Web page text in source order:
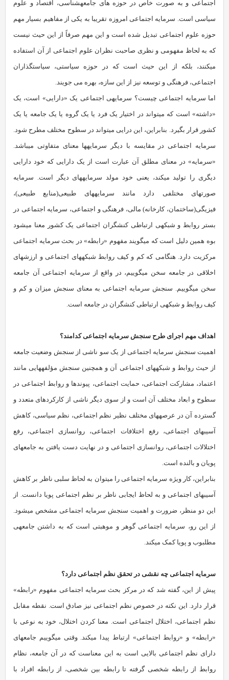
اجتماعی و به صورت خاص در حوزه های جامعه‏شناسی، اقتصاد و علوم
سیاسی است. سرمایه‏ اجتماعی امروزه تقریبا به یکی از مفاهیم بسیار مهم
حوزه‏ علوم اجتماعی تبدیل شده است و این مهم صرفاً از این حیث نیست
که به لحاظ مفهومی و نظری صاحبت نظران علوم اجتماعی از آن استفاده
می‏کنند، بلکه از این حیث است که در حوزه سیاستی، سیاستگذاران
اجتماعی، فرهنگی و توسعه نیز از این سازه، بهره می جویند.
اما سرمایه‏ اجتماعی چیست؟ سرمایه‏ی اجتماعی یک «دارایی» است، یک
«داشته» است که می‏تواند در اختیار یک فرد یا یک گروه یا یک جامعه یا یک
کشور قرار بگیرد. بنابراین، این درایی می‏تواند در سطوح مختلف مطرح شود.
سرمایه‏ اجتماعی در مقایسه با دیگر سرمایه‏ها معنای متفاوتی می‏باشد.
«سرمایه» در معنای مطلق آن عبارت است از یک دارایی که خود دارایی
دیگری را تولید می‏کند، یعنی خود مولد سرمایه‏های دیگر است. سرمایه
صورت‏های مختلفی دارد مانند سرمایه‏های طبیعی(منابع طبیعی)،
فیزیگی(ساختمان، کارخانه) مالی، فرهنگی و اجتماعی، سرمایه‏ اجتماعی در
بستر روابط و شبکه‏ی ارتباطی کنشگران اجتماعی یک کشور معنا می‏شود
بوه همین دلیل است که می‏گویند مفهوم «رابطه» در بحث سرمایه اجتماعی
مرکزیت دارد. هنگامی که کم و کیف روابط شبکه‏های اجتماعی و ارزش‏های
اخلاقی در جامعه سخن می‏گوییم، در واقع از سرمایه‏ اجتماعی آن جامعه
سخن می‏گوییم. سنجش سرمایه اجتماعی به معنای سنجش میزان و کم و
کیف روابط و شبکه‏ی ارتباطی کنشگران در جامعه است.
اهداف مهم اجرای طرح سنجش سرمایه اجتماعی کدامند؟
اهمیت سنجش سرمایه‏ اجتماعی از یک سو ناشی از سنجش وضعیت جامعه
از حیث روابط و شبکه‏های اجتماعی آن و هم‏چنین سنجش مؤلفه‏هایی مانند
اعتماد، مشارکت اجتماعی، حمایت اجتماعی، پیوندها و روابط اجتماعی در
سطوح و ابعاد مختلف آن است و از سوی دیگر ناشی از کارکردهای متعدد و
گسترده‏ آن در عرصه‏های مختلف نظیر نظم اجتماعی، نظم سیاسی، کاهش
آسیب‏های اجتماعی، رفع اختلافات اجتماعی، روان‏سازی اجتماعی، رفع
اختلالات اجتماعی، روان‏سازی اجتماعی و در نهایت دست یافتن به جامعه‏ای
پویان و بالنده است.
بنابراین، کار ویژه‏ سرمایه‏ اجتماعی را می‏توان به لحاظ سلبی ناظر بر کاهش
آسیب‏های اجتماعی‏ و به لحاظ ایجابی ناظر بر نظم اجتماعی پویا دانست. از
این دو منظر، ضرورت و اهمیت سنجش سرمایه‏ اجتماعی مشخص می‏شود.
از این رو، سرمایه‏ اجتماعی گوهر و موهبتی است که به داشتن جامعه‏ی
مطلبوب و پویا کمک می‏کند.
سرمایه‏ اجتماعی چه نقشی در تحقق نظم اجتماعی دارد؟
پیش از این، گفته شد که در مرکز بحث سرمایه‏ اجتماعی مفهوم «رابطه»
قرار دارد. این نکته در خصوص نظم اجتماعی نیز صادق است. نقطه‏ مقابل
نظم اجتماعی، اختلال اجتماعی است. معنا کردن اختلال، خود به نوعی با
«رابطه» و «روابط اجتماعی» ارتباط پیدا می‏کند. وقتی می‏گوییم جامعه‏ای
دارای نظم اجتماعی بالایی است به این معناست که در آن جامعه، نظام
روابط از رابطه‏ شخصی گرفته تا رابطه‏ بین شخصی، از رابطه افراد با